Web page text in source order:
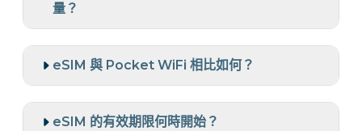
量？
eSIM 與 Pocket WiFi 相比如何？
eSIM 的有效期限何時開始？